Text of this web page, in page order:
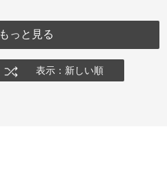
もっと見る
表示：新しい順